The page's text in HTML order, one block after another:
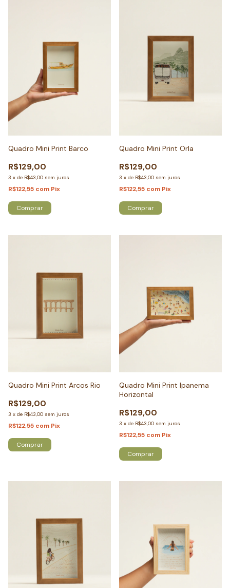
Quadro Mini Print Barco
R$129,00
3 x de R$43,00 sem juros
R$122,55 com Pix
Comprar
Quadro Mini Print Orla
R$129,00
3 x de R$43,00 sem juros
R$122,55 com Pix
Comprar
Quadro Mini Print Arcos Rio
R$129,00
3 x de R$43,00 sem juros
R$122,55 com Pix
Comprar
Quadro Mini Print Ipanema
Horizontal
R$129,00
3 x de R$43,00 sem juros
R$122,55 com Pix
Comprar